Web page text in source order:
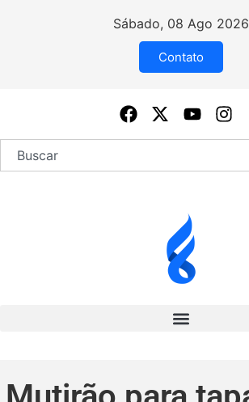
Sábado, 08 Ago 2026
Contato